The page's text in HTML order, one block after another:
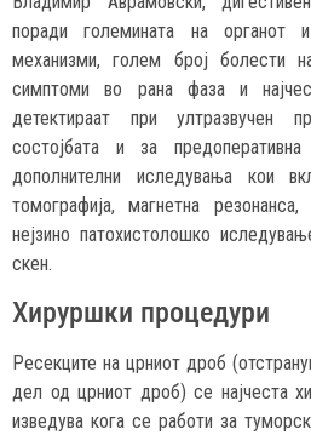
поради големината на органот и
механизми, голем број болести
симптоми во рана фаза и
детектираат при ултразвучен
состојбата и за
дополнителни иследувања кои
томографија, магнетна
нејзино патохистолошко
скен.
Хируршки процедури
Ресекците на црниот дроб
дел од црниот дроб) се најчеста
изведува кога се работи за